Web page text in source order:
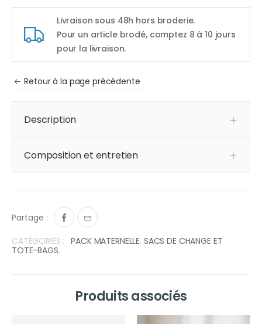
Livraison sous 48h hors broderie.
Pour un article brodé, comptez 8 à 10 jours
pour la livraison.
Retour à la page précédente
Description
Composition et entretien
Partage :
CATÉGORIES : PACK MATERNELLE, SACS DE CHANGE ET
TOTE-BAGS,
Produits associés